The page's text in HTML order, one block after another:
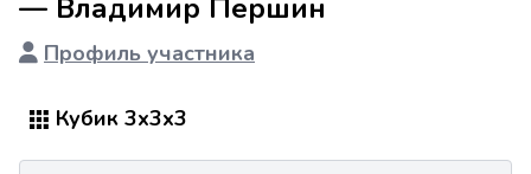
— Владимир Першин
Профиль участника
Кубик 3x3x3